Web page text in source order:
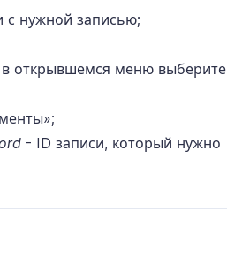
с нужной записью;
открывшемся меню выберите
- ID записи, который нужно